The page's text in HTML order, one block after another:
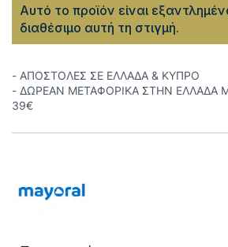
Αυτό το προϊόν είναι
διαθέσιμο αυτή τη στιγμή.
- ΑΠΟΣΤΟΛΕΣ ΣΕ ΕΛΛΑΔΑ & ΚΥΠΡΟ
- ΔΩΡΕΑΝ ΜΕΤΑΦΟΡΙΚΑ ΣΤΗΝ ΕΛΛΑΔΑ
39€